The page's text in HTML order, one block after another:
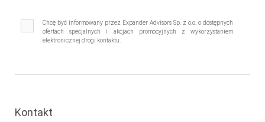
Chcę być informowany przez Expander Advisors Sp. z o.o. o dostępnych
ofertach specjalnych i akcjach promocyjnych z wykorzystaniem
elektronicznej drogi kontaktu.
Kontakt